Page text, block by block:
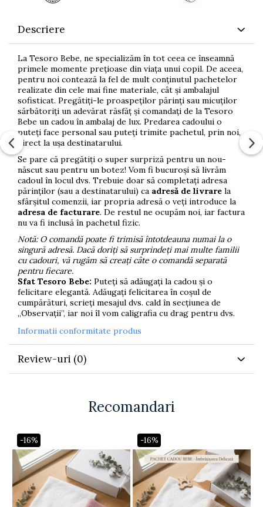
Descriere
La Tesoro Bebe, ne specializăm în tot ceea ce înseamnă
primele momente prețioase din viața unui copil. De aceea,
pentru noi contează la fel de mult conținutul pachetelor
realizate din cele mai fine materiale, cât și ambalajul
sofisticat. Pregătiți-le proaspeților părinți sau micuților
sărbătoriți un adevărat răsfăț și comandați de la Tesoro
Bebe un cadou în ambalaj de lux. Predarea cadoului o
puteți face personal sau puteți trimite pachetul, prin noi,
direct la ușa destinatarului.
Se pare că pregătiți o super surpriză pentru un nou-
născut sau pentru un botez! Vom fi bucuroși să livrăm
cadoul în locul dvs. Trebuie doar să completați adresa
părinților (sau a destinatarului) ca adresă de livrare la
sfârșitul comenzii, iar propria adresă o veți introduce la
adresa de facturare. De restul ne ocupăm noi, iar factura
nu va fi inclusă în pachetul fizic.
Notă: O comandă poate fi trimisă întotdeauna numai la o
singură adresă. Dacă doriți să surprindeți mai multe familii
cu cadouri, vă rugăm să creați câte o comandă separată
pentru fiecare.
Sfat Tesoro Bebe: Puteți să adăugați la cadou și o
felicitare elegantă. Adăugați felicitarea în coșul de
cumpărături, scrieți mesajul dvs. cald în secțiunea de
„Observații”, iar noi îl vom caligrafia cu drag pentru dvs.
Informatii conformitate produs
Review-uri (0)
Recomandari
-16% -16%